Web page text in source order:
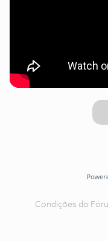
Condições do